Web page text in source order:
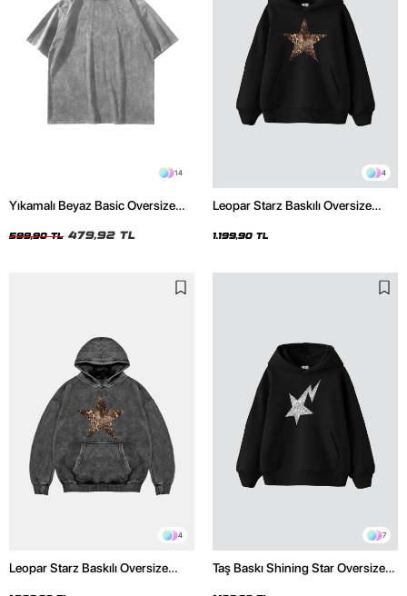
14
Yıkamalı Beyaz Basic Oversize
599,90 TL 479,92 TL
4
Leopar Starz Baskılı Oversize
1.199,90 TL
4
Leopar Starz Baskılı Oversize
7
Taş Baskı Shining Star Oversize